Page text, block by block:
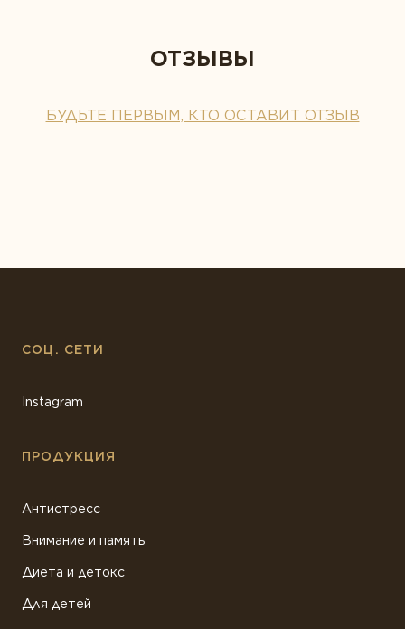
ОТЗЫВЫ
БУДЬТЕ ПЕРВЫМ, КТО ОСТАВИТ ОТЗЫВ
СОЦ. СЕТИ
Instagram
ПРОДУКЦИЯ
Антистресс
Внимание и память
Диета и детокс
Для детей